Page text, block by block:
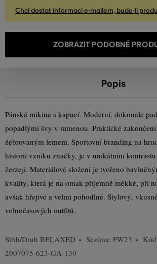
Chci dostat informaci e-mailem, bude-li
ZOBRAZIT PODOBNÉ
Popis
Pánská mikina s kapucí. Moderní, dokonale
popadlými švy v ramenou. Praktické
žebrovaným lemem. Sportovní branding na
historii vzniku značky, je v unikátním
žerzeji. Materiálové složení je tvořeno
kvality, která je na omak příjemně měkké, při
avšak hřejivé a velmi pohodlné. Stylový,
volnočasových outfitů.
Střih/Druh RELAXED Sezóna: FW23
2007075-623-GA-130